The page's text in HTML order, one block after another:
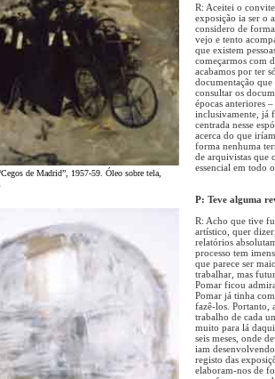
de Madrid”, 1957-59. Óleo sobre tela,
R: Aceitei o
exposição ia ser o
considero de
vejo e tento
que existem
começarmos com
acabamos por ter
documentação
consultar os
épocas anteriores
inclusivamente, já
centrada nesse
acerca do que
forma nenhuma
de arquivistas que
essencial em todo
P: Teve alguma
R: Acho que tive
artístico, quer
relatórios
processo tem
que parece ser
trabalhar, mas
Pomar ficou
Pomar já tinha
fazê-los. Portanto,
trabalho de cada
muito para lá
seis meses, onde
iam
registo das
elaboram-nos de